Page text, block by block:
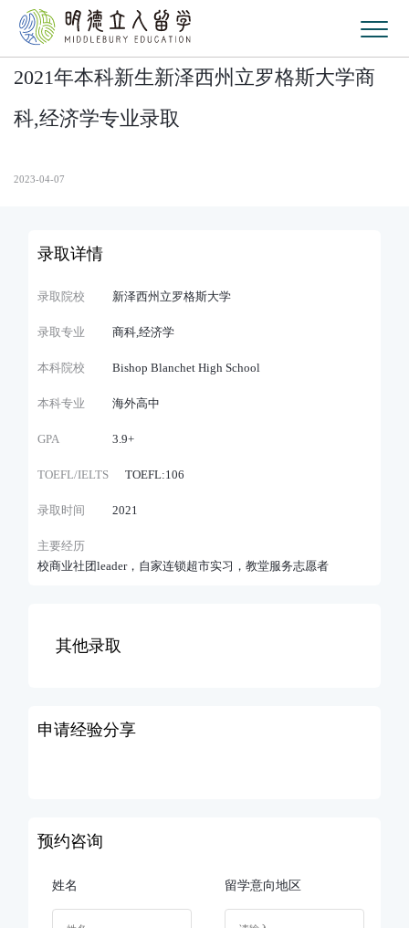
2021年本科新生新泽西州立罗格斯大学商
科,经济学专业录取
2023-04-07
录取详情
录取院校 新泽西州立罗格斯大学
录取专业 商科,经济学
本科院校 Bishop Blanchet High School
本科专业 海外高中
GPA 3.9+
TOEFL/IELTS TOEFL:106
录取时间 2021
主要经历
校商业社团leader，自家连锁超市实习，教堂服务志愿者
其他录取
申请经验分享
预约咨询
姓名 留学意向地区